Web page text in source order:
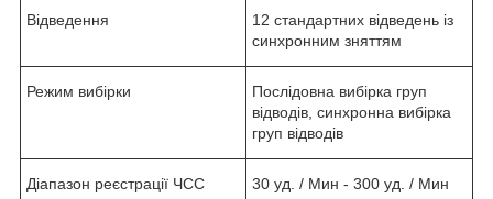
Відведення
12 стандартних відведень із
синхронним зняттям
Режим вибірки
Послідовна вибірка груп
відводів, синхронна вибірка
груп відводів
Діапазон реєстрації ЧСС 30 уд. / Мин - 300 уд. / Мин